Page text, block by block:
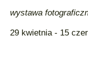
wystawa
29 kwietnia - 15